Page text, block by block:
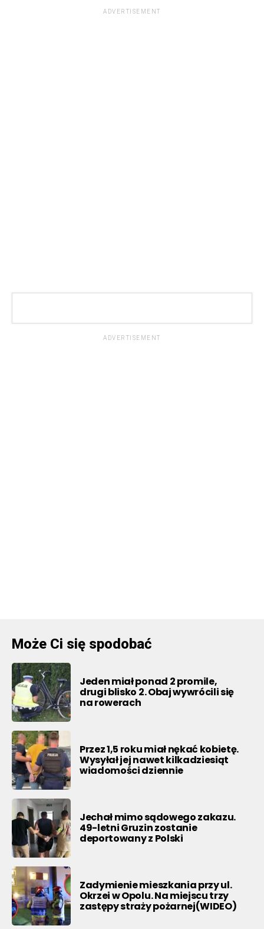
ADVERTISEMENT
ADVERTISEMENT
Może Ci się spodobać
Jeden miał ponad 2 promile,
drugi blisko 2. Obaj wywrócili się
na rowerach
Przez 1,5 roku miał nękać kobietę.
Wysyłał jej nawet kilkadziesiąt
wiadomości dziennie
Jechał mimo sądowego zakazu.
49-letni Gruzin zostanie
deportowany z Polski
Zadymienie mieszkania przy ul.
Okrzei w Opolu. Na miejscu trzy
zastępy straży pożarnej(WIDEO)